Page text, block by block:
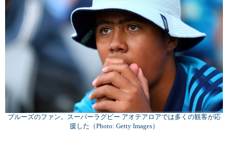
ブルーズのファン。スーパーラグビー アオテアロアでは多くの観客が応
援した（Photo: Getty Images）